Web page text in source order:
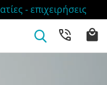
- επιχειρήσεις